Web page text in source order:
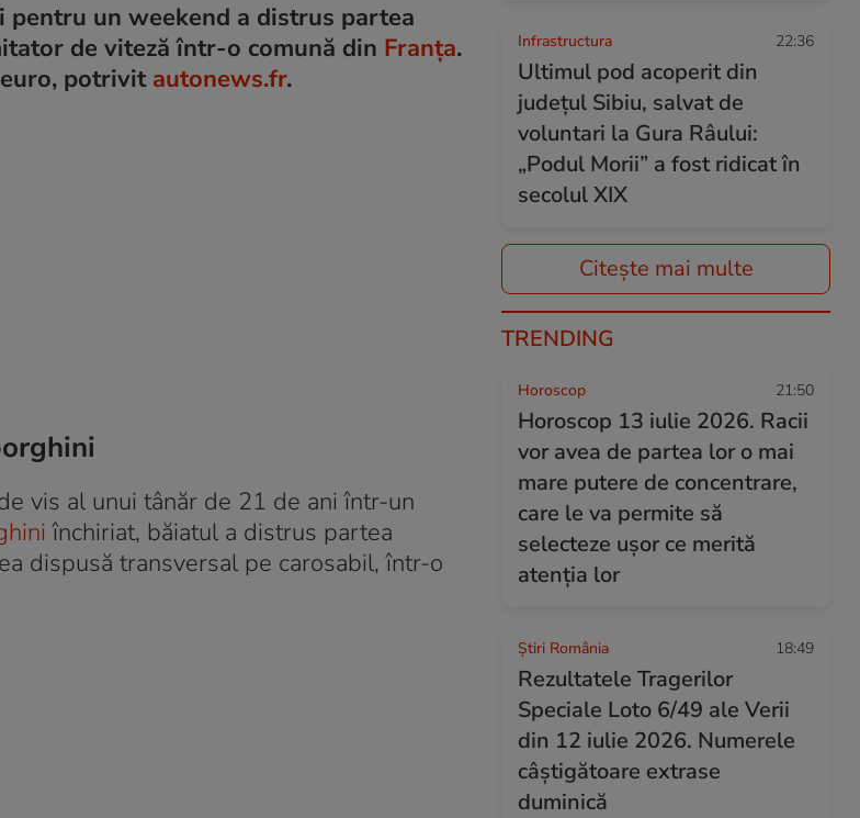
pentru un weekend a distrus partea
de viteză într-o comună din Franța.
potrivit autonews.fr.
vis al unui tânăr de 21 de ani într-un
închiriat, băiatul a distrus partea
dispusă transversal pe carosabil, într-o
Infrastructura 22:36
Ultimul pod acoperit din
județul Sibiu, salvat de
voluntari la Gura Râului:
„Podul Morii” a fost ridicat în
secolul XIX
Citește mai multe
TRENDING
Horoscop 21:50
Horoscop 13 iulie 2026. Racii
vor avea de partea lor o mai
mare putere de concentrare,
care le va permite să
selecteze ușor ce merită
atenția lor
Știri România 18:49
Rezultatele Tragerilor
Speciale Loto 6/49 ale Verii
din 12 iulie 2026. Numerele
câștigătoare extrase
duminică